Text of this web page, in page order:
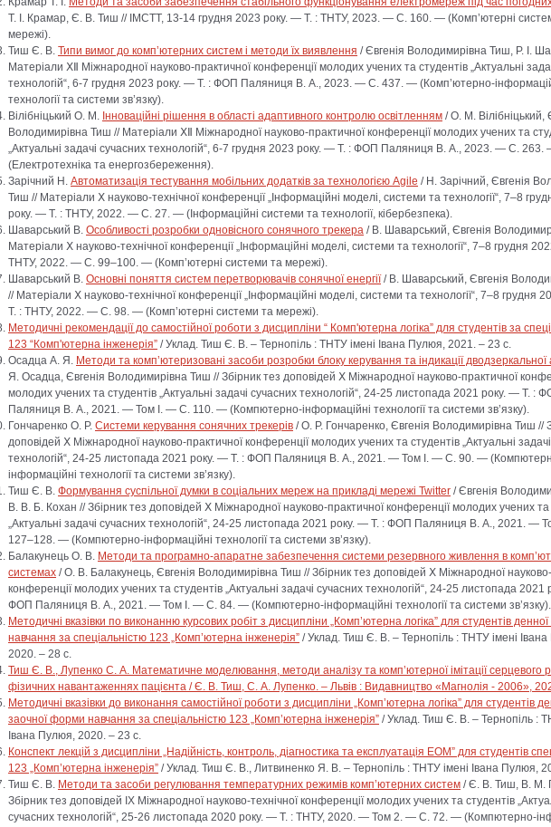
Т. І. Крамар, Є. В. Тиш // ІМСТТ, 13-14 грудня 2023 року. — Т. : ТНТУ, 2023. — С. 160. — (Комп’ютерні
мережі).
Тиш Є. В. Типи вимог до комп’ютерних систем і методи їх виявлення / Євгенія Володимирівна Тиш, Р. І.
Матеріали ⅩⅡ Міжнародної науково-практичної конференції молодих учених та студентів „Актуальні
технологій“, 6-7 грудня 2023 року. — Т. : ФОП Паляниця В. А., 2023. — С. 437. — (Комп’ютерно-
технології та системи зв’язку).
Вілібніцький О. М. Інноваційні рішення в області адаптивного контролю освітленням / О. М. Вілібніцький,
Володимирівна Тиш // Матеріали ⅩⅡ Міжнародної науково-практичної конференції молодих учених та
„Актуальні задачі сучасних технологій“, 6-7 грудня 2023 року. — Т. : ФОП Паляниця В. А., 2023. — С. 263.
(Електротехніка та енергозбереження).
Зарічний Н. Автоматизація тестування мобільних додатків за технологією Agile / Н. Зарічний, Євгенія
Тиш // Матеріали Ⅹ науково-технічної конференції „Інформаційні моделі, системи та технології“, 7–8
року. — Т. : ТНТУ, 2022. — С. 27. — (Інформаційні системи та технології, кібербезпека).
Шаварський В. Особливості розробки одновісного сонячного трекера / В. Шаварський, Євгенія
Матеріали Ⅹ науково-технічної конференції „Інформаційні моделі, системи та технології“, 7–8 грудня
ТНТУ, 2022. — С. 99–100. — (Комп’ютерні системи та мережі).
Шаварський В. Основні поняття систем перетворювачів сонячної енергії/ В. Шаварський, Євгенія
// Матеріали Ⅹ науково-технічної конференції „Інформаційні моделі, системи та технології“, 7–8 грудня
Т. : ТНТУ, 2022. — С. 98. — (Комп’ютерні системи та мережі).
Методичні рекомендації до самостійної роботи з дисципліни “ Комп'ютерна логіка” для студентів за
123 “Комп'ютерна інженерія” / Уклад. Тиш Є. В. – Тернопіль : ТНТУ імені Івана Пулюя, 2021. – 23 с.
Осадца А. Я. Методи та комп’ютеризовані засоби розробки блоку керування та індикації дводзеркальної
Я. Осадца, Євгенія Володимирівна Тиш // Збірник тез доповідей Ⅹ Міжнародної науково-практичної
молодих учених та студентів „Актуальні задачі сучасних технологій“, 24-25 листопада 2021 року. — Т. :
Паляниця В. А., 2021. — Том I. — С. 110. — (Компютерно-інформаційні технології та системи зв’язку).
Гончаренко О. Р. Системи керування сонячних трекерів / О. Р. Гончаренко, Євгенія Володимирівна Тиш //
доповідей Ⅹ Міжнародної науково-практичної конференції молодих учених та студентів „Актуальні
технологій“, 24-25 листопада 2021 року. — Т. : ФОП Паляниця В. А., 2021. — Том I. — С. 90. —
інформаційні технології та системи зв’язку).
Тиш Є. В. Формування суспільної думки в соціальних мереж на прикладі мережі Twitter / Євгенія
В. В. Б. Кохан // Збірник тез доповідей Ⅹ Міжнародної науково-практичної конференції молодих учених та
„Актуальні задачі сучасних технологій“, 24-25 листопада 2021 року. — Т. : ФОП Паляниця В. А., 2021. —
127–128. — (Компютерно-інформаційні технології та системи зв’язку).
Балакунець О. В. Методи та програмно-апаратне забезпечення системи резервного живлення в
системах / О. В. Балакунець, Євгенія Володимирівна Тиш // Збірник тез доповідей Ⅹ Міжнародної
конференції молодих учених та студентів „Актуальні задачі сучасних технологій“, 24-25 листопада 2021
ФОП Паляниця В. А., 2021. — Том I. — С. 84. — (Компютерно-інформаційні технології та системи зв’язку).
Методичні вказівки по виконанню курсових робіт з дисципліни „Комп’ютерна логіка” для студентів
навчання за спеціальністю 123 „Комп’ютерна інженерія” / Уклад. Тиш Є. В. – Тернопіль : ТНТУ імені
2020. – 28 с.
Тиш Є. В., Лупенко С. А. Математичне моделювання, методи аналізу та комп’ютерної імітації серцевого
фізичних навантаженнях пацієнта / Є. В. Тиш, С. А. Лупенко. – Львів : Видавництво «Магнолія - 2006»,
Методичні вказівки до виконання самостійної роботи з дисципліни „Комп’ютерна логіка” для студентів
заочної форми навчання за спеціальністю 123 „Комп’ютерна інженерія” / Уклад. Тиш Є. В. – Тернопіль :
Івана Пулюя, 2020. – 23 с.
Конспект лекцій з дисципліни „Надійність, контроль, діагностика та експлуатація ЕОМ” для студентів
123 „Комп’ютерна інженерія” / Уклад. Тиш Є. В., Литвиненко Я. В. – Тернопіль : ТНТУ імені Івана Пулюя,
Тиш Є. В. Методи та засоби регулювання температурних режимів комп’ютерних систем / Є. В. Тиш, В. М.
Збірник тез доповідей ІX Міжнародної науково-технічної конференції молодих учених та студентів
сучасних технологій“, 25-26 листопада 2020 року. — Т. : ТНТУ, 2020. — Том 2. — С. 72. — (Компютерно-